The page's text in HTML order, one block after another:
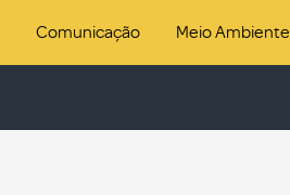
Comunicação Meio Ambiente